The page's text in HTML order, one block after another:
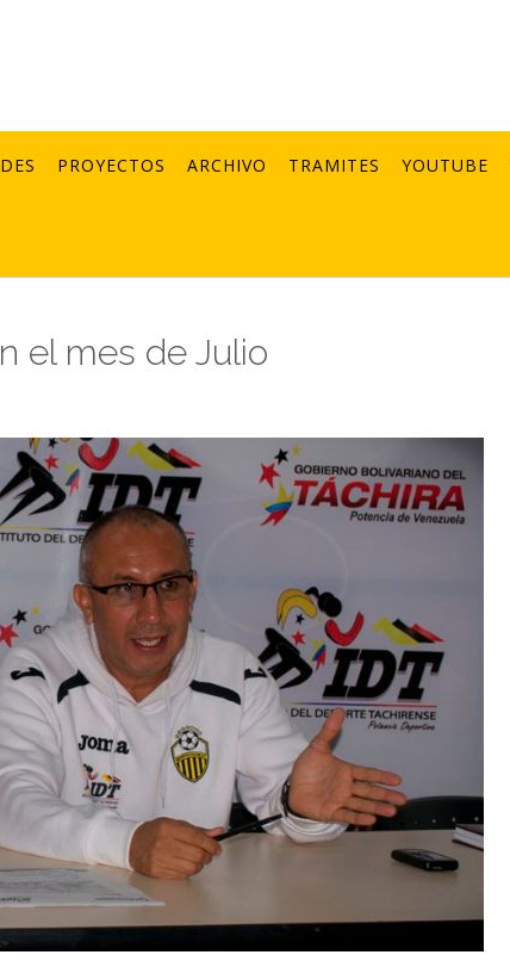
PROYECTOS ARCHIVO TRAMITES YOUTUBE
el mes de Julio